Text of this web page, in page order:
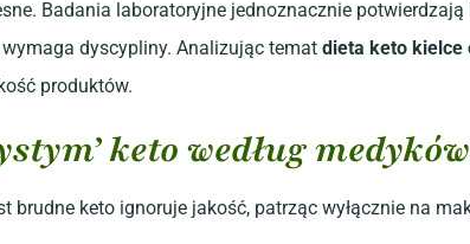
Badania laboratoryjne jednoznacznie
dyscypliny. Analizując tematdieta keto kielce
produktów.
keto według medyków
keto ignoruje jakość, patrząc wyłącznie na